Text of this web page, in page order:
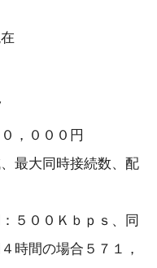
０００円
大同時接続数、配
ｐｓ、同
時間の場合５７１，